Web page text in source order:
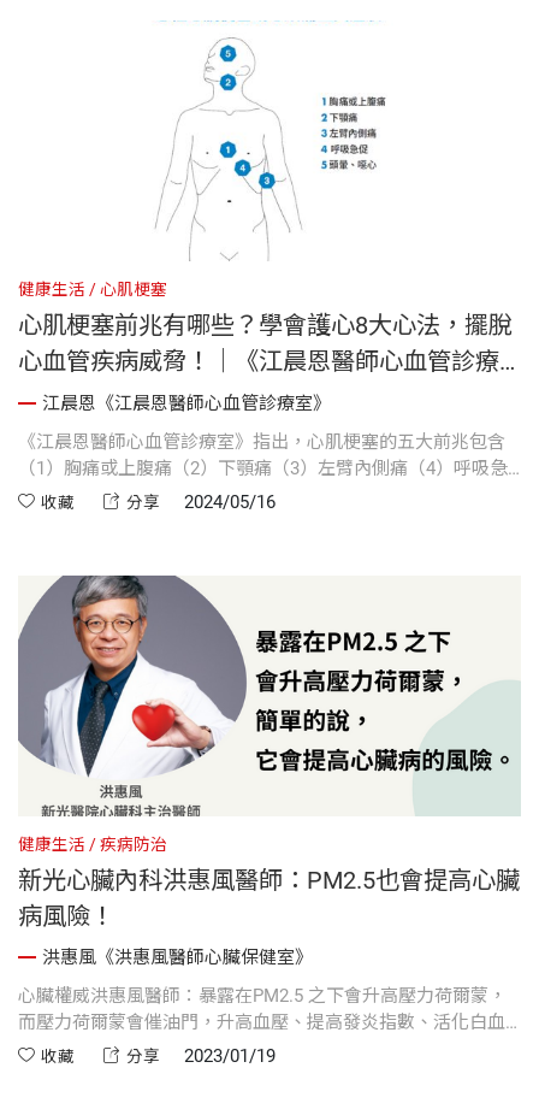
健康生活 心肌梗塞
心肌梗塞前兆有哪些？學會護心8大心法，擺脫
心血管疾病威脅！｜《江晨恩醫師心血管診療
室》江晨恩《江晨恩醫師心血管診療室》
《江晨恩醫師心血管診療室》指出，心肌梗塞的五大前兆包含
（1）胸痛或上腹痛（2）下顎痛（3）左臂內側痛（4）呼吸急
促（5）頭暈或噁心。江晨恩醫師認為，想保護心血管最基本、
收藏 分享 2024/05/16
健康生活 疾病防治
新光心臟內科洪惠風醫師：PM2.5也會提高心臟
病風險！
洪惠風《洪惠風醫師心臟保健室》
心臟權威洪惠風醫師：暴露在PM2.5 之下會升高壓力荷爾蒙，
而壓力荷爾蒙會催油門，升高血壓、提高發炎指數、活化白血
球、產生血栓等。簡單的說，它會提高心臟病的風險。本文摘
收藏 分享 2023/01/19